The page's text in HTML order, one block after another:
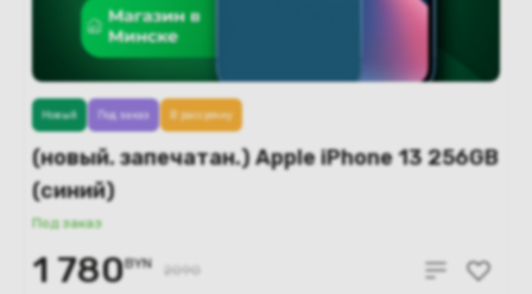
(новый. запечатан.) Apple iPhone 13 256GB
(синий)
Под заказ
Новый Под заказ В рассрочку
1 780BYN 2090